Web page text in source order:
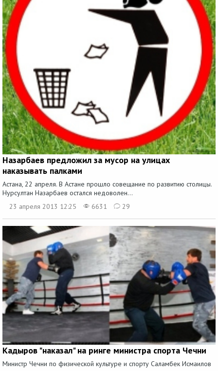
Назарбаев предложил за мусор на улицах
наказывать палками
Астана, 22 апреля. В Астане прошло совещание по развитию столицы.
Нурсултан Назарбаев остался недоволен...
23 апреля 2013 12:25
6631 29
Кадыров "наказал" на ринге министра спорта Чечни
Министр Чечни по физической культуре и спорту Саламбек Исмаилов